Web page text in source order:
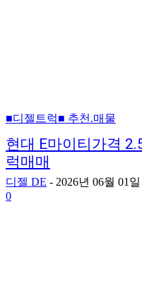
■디젤트럭■ 추천.매물
현대 E마이티가격
럭매매
디젤 DE - 2026년 06월 01일
0